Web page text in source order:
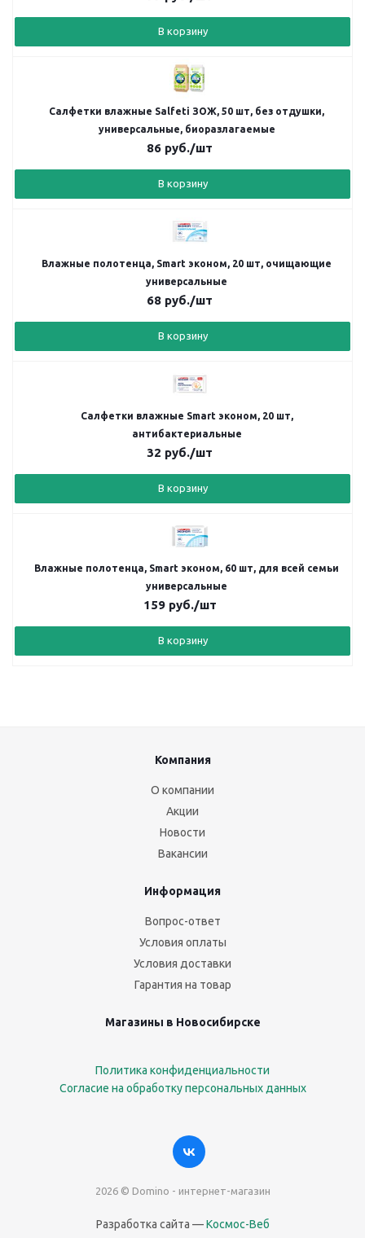
В корзину
Салфетки влажные Salfeti ЗОЖ, 50 шт, без отдушки,
универсальные, биоразлагаемые
86 руб./шт
В корзину
Влажные полотенца, Smart эконом, 20 шт, очищающие
универсальные
68 руб./шт
В корзину
Салфетки влажные Smart эконом, 20 шт,
антибактериальные
32 руб./шт
В корзину
Влажные полотенца, Smart эконом, 60 шт, для всей семьи
универсальные
159руб./шт
В корзину
2026 © Domino - интернет-магазин
Разработка сайта —Космос-Веб
Компания
О компании
Акции
Новости
Вакансии
Информация
Вопрос-ответ
Условия оплаты
Условия доставки
Гарантия на товар
Магазины в Новосибирске
Политика конфиденциальности
Согласие на обработку персональных данных